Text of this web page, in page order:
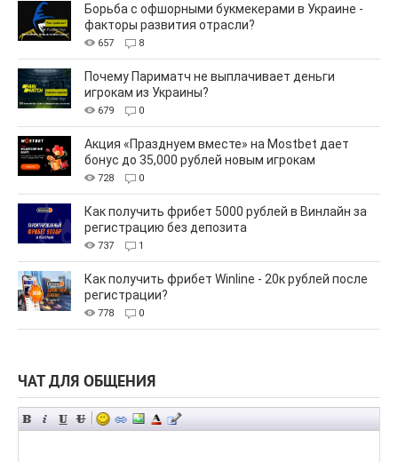
Борьба с офшорными букмекерами в Украине -
факторы развития отрасли?
657 8
Почему Париматч не выплачивает деньги
игрокам из Украины?
679 0
Акция «Празднуем вместе» на Mostbet дает
бонус до 35,000 рублей новым игрокам
728 0
Как получить фрибет 5000 рублей в Винлайн за
регистрацию без депозита
737 1
Как получить фрибет Winline - 20к рублей после
регистрации?
778 0
ЧАТ ДЛЯ ОБЩЕНИЯ